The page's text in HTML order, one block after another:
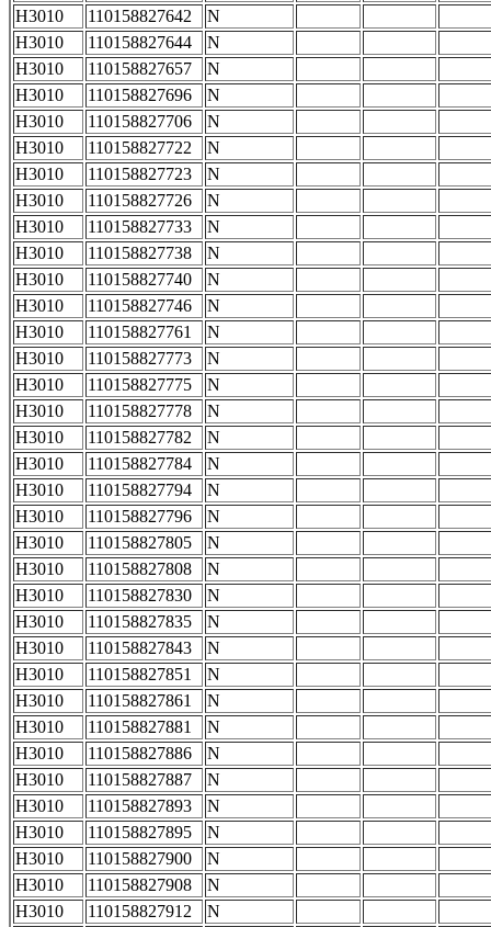
H3010
110158827642
N
H3010
110158827644
N
H3010
110158827657
N
H3010
110158827696
N
H3010
110158827706
N
H3010
110158827722
N
H3010
110158827723
N
H3010
110158827726
N
H3010
110158827733
N
H3010
110158827738
N
H3010
110158827740
N
H3010
110158827746
N
H3010
110158827761
N
H3010
110158827773
N
H3010
110158827775
N
H3010
110158827778
N
H3010
110158827782
N
H3010
110158827784
N
H3010
110158827794
N
H3010
110158827796
N
H3010
110158827805
N
H3010
110158827808
N
H3010
110158827830
N
H3010
110158827835
N
H3010
110158827843
N
H3010
110158827851
N
H3010
110158827861
N
H3010
110158827881
N
H3010
110158827886
N
H3010
110158827887
N
H3010
110158827893
N
H3010
110158827895
N
H3010
110158827900
N
H3010
110158827908
N
H3010
110158827912
N